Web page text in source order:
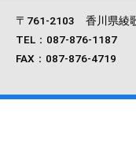
〒761‐2103 香川県綾
TEL：087-876-1187
FAX：087-876-4719